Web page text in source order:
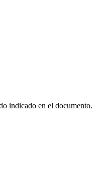
indicado en el documento.